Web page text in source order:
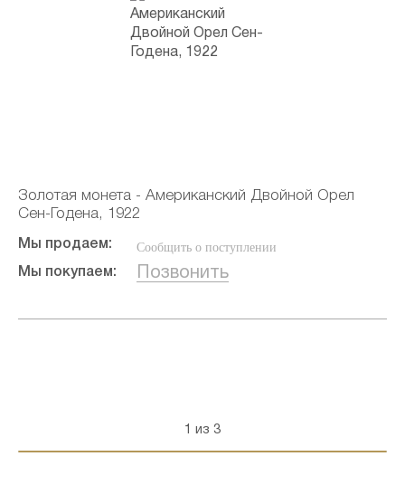
Золотая монета - Американский Двойной Орел
Сен-Годена, 1922
Мы продаем: Сообщить о поступлении
Мы покупаем: Позвонить
1 из 3